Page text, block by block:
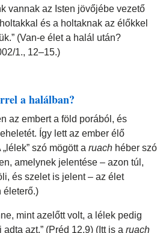
vannak az Isten jövőjébe vezető
és a holtaknak az élőkkel
(Van-e élet a halál után?
1., 12–15.)
a halálban?
az embert a föld porából, és
Így lett az ember élő
szó mögött a ruach héber szó
amelynek jelentése – azon túl,
és szelet is jelent – az élet
életerő.)
mint azelőtt volt, a lélek pedig
azt.” (Préd 12,9) (Itt is a ruach